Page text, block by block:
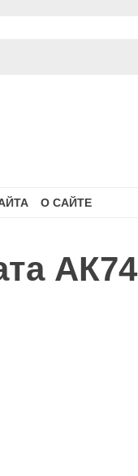
О САЙТЕ
АК74